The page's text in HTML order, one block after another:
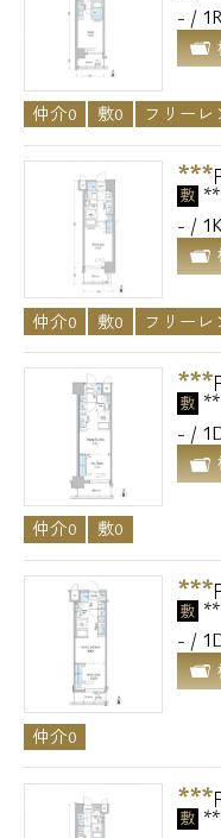
- /
仲介0 敷0 フリーレ
***
敷
- /
仲介0 敷0 フリーレ
***
敷
- /
仲介0 敷0
***
敷
- /
仲介0
***
敷